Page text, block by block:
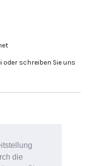
die
oder schreiben Sie uns